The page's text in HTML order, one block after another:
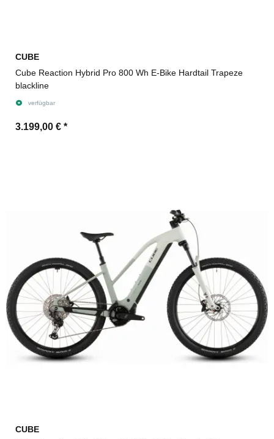
CUBE
Cube Reaction Hybrid Pro 800 Wh E-Bike Hardtail Trapeze
blackline
verfügbar
3.199,00 € *
CUBE